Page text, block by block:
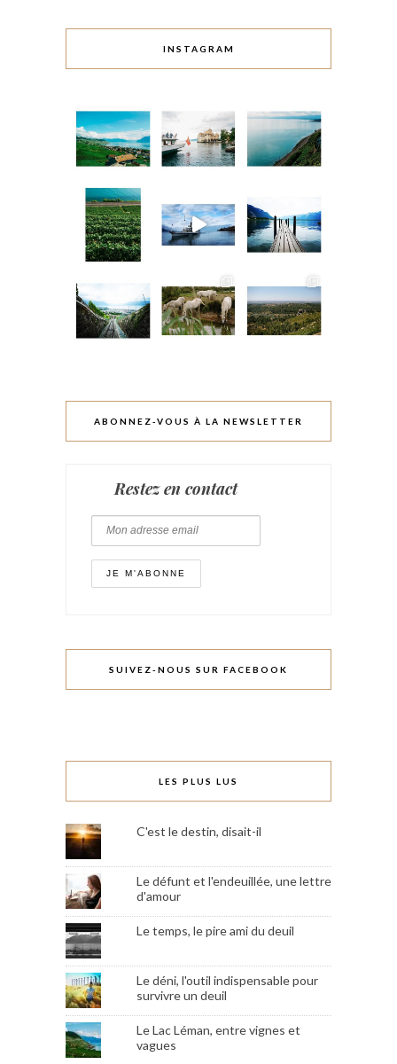
INSTAGRAM
ABONNEZ-VOUS À LA NEWSLETTER
Restez en contact
SUIVEZ-NOUS SUR FACEBOOK
LES PLUS LUS
C'est le destin, disait-il
Le défunt et l'endeuillée, une lettre
d'amour
Le temps, le pire ami du deuil
Le déni, l'outil indispensable pour
survivre un deuil
Le Lac Léman, entre vignes et
vagues